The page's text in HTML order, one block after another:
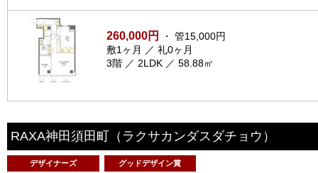
260,000円
・ 管15,000円
敷1ヶ月 ／ 礼0ヶ月
3階 ／ 2LDK ／ 58.88㎡
RAXA神田須田町 （ラクサカンダスダチョウ）
デザイナーズ グッドデザイン賞